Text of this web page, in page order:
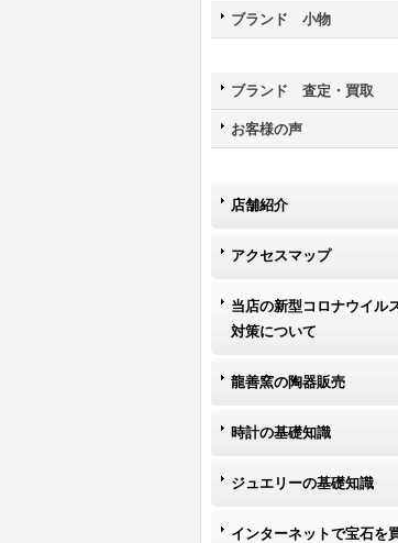
ブランド 小物
ブランド 査定・買取
お客様の声
店舗紹介
アクセスマップ
当店の新型コロナウイル
対策について
龍善窯の陶器販売
時計の基礎知識
ジュエリーの基礎知識
インターネットで宝石を